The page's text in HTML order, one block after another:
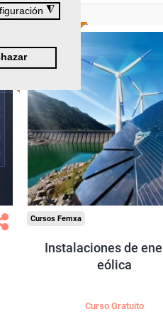
◮
ONLINE
Formación 100%
subvencionada.
Para desempleados,
trabajadores y autónomos.
Sector
-Metal.
Cursos Femxa
Instalaciones de
eólica
Curso Gratuito